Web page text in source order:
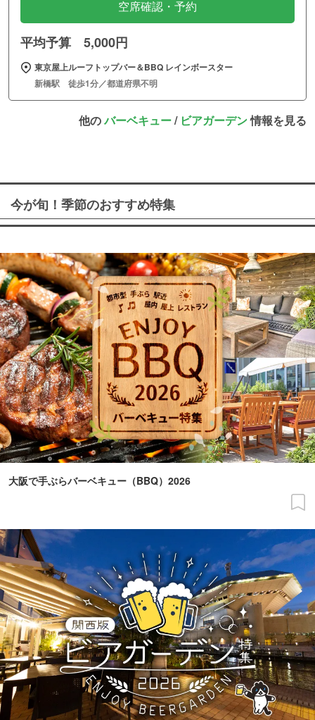
空席確認・予約
平均予算 5,000円
東京屋上ルーフトップバー＆BBQ レインボースター
新橋駅 徒歩1分／都道府県不明
他のバーベキュー/ ビアガーデン情報を見る
今が旬！季節のおすすめ特集
大阪で手ぶらバーベキュー（BBQ）2026